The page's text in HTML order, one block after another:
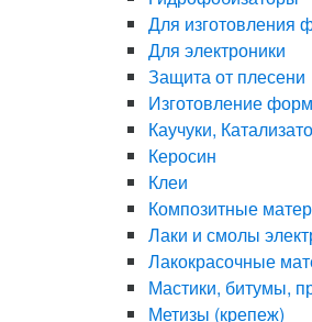
Для изготовления
Для электроники
Защита от плесени
Изготовление
Каучуки,
Керосин
Клеи
Композитные
Лаки и смолы
Лакокрасочные
Мастики, битумы,
Метизы (крепеж)